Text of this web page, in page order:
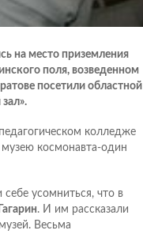
на место приземления
поля, возведенном
посетили областной
колледже
космонавта-один
усомниться, что в
. И им рассказали
Весьма